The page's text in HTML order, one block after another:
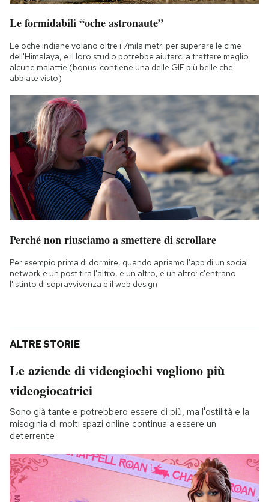
Le formidabili “oche astronaute”
Le oche indiane volano oltre i 7mila metri per superare le cime
dell'Himalaya, e il loro studio potrebbe aiutarci a trattare meglio
alcune malattie (bonus: contiene una delle GIF più belle che
abbiate visto)
Perché non riusciamo a smettere di scrollare
Per esempio prima di dormire, quando apriamo l'app di un social
network e un post tira l'altro, e un altro, e un altro: c'entrano
l'istinto di sopravvivenza e il web design
ALTRE STORIE
Le aziende di videogiochi vogliono più
videogiocatrici
Sono già tante e potrebbero essere di più, ma l'ostilità e la
misoginia di molti spazi online continua a essere un
deterrente